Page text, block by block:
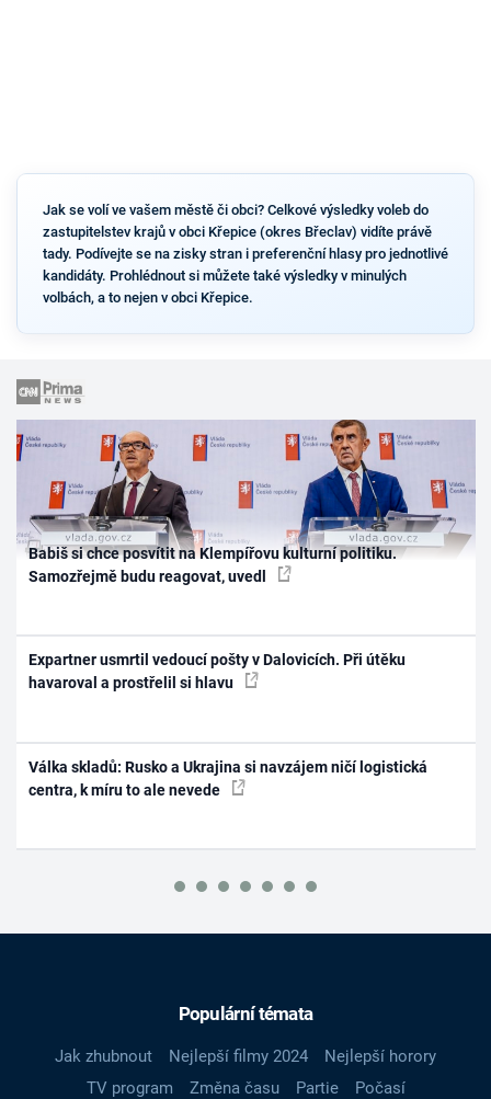
Jak se volí ve vašem městě či obci? Celkové výsledky voleb do
zastupitelstev krajů v obci Křepice (okres Břeclav) vidíte právě
tady. Podívejte se na zisky stran i preferenční hlasy pro jednotlivé
kandidáty. Prohlédnout si můžete také výsledky v minulých
volbách, a to nejen v obci Křepice.
Babiš si chce posvítit na Klempířovu kulturní politiku.
Samozřejmě budu reagovat, uvedl
Expartner usmrtil vedoucí pošty v Dalovicích. Při útěku
havaroval a prostřelil si hlavu
Válka skladů: Rusko a Ukrajina si navzájem ničí logistická
centra, k míru to ale nevede
Populární témata
Jak zhubnout Nejlepší filmy 2024
Nejlepší horory
TV program
Změna času Partie
Počasí